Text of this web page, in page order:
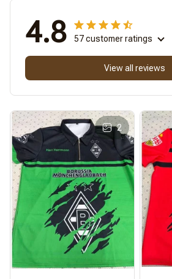
4.8 57 customer ratings
View all reviews
2